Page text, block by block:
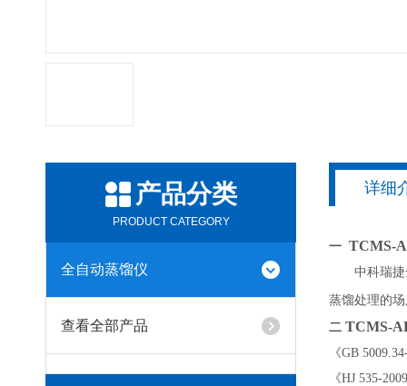
产品分类
PRODUCT CATEGORY
全自动蒸馏仪
查看全部产品
详细
一 TCMS-
中科瑞
蒸馏处理的
二 TCMS-
《GB
《HJ 535-